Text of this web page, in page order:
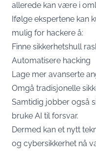
allerede kan være i
Ifølge ekspertene kan
mulig for hackere å:
Finne sikkerhetshull
Automatisere hacking
Lage mer avanserte
Omgå tradisjonelle
Samtidig jobber også
bruke AI til forsvar.
Dermed kan et nytt
og cybersikkerhet nå